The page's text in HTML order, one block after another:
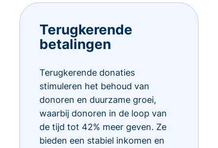
Terugkerende
betalingen
Terugkerende donaties
stimuleren het behoud van
donoren en duurzame groei,
waarbij donoren in de loop van
de tijd tot 42% meer geven. Ze
bieden een stabiel inkomen en